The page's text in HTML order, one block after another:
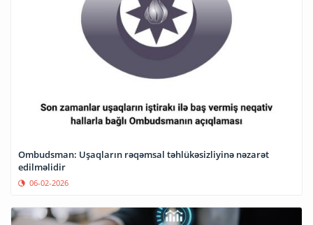
Ombudsman: Uşaqların rəqəmsal təhlükəsizliyinə nəzarət
edilməlidir
06-02-2026